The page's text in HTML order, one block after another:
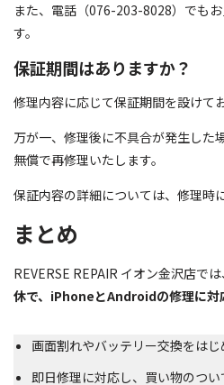
また、電話（076-203-8028）でも
す。
保証期間はありますか？
修理内容に応じて保証期間を設けて
万が一、修理後に不具合が発生した
無償で再修理いたします。
保証内容の詳細については、修理時
まとめ
REVERSE REPAIR イオン金沢店では、
休で、iPhoneとAndroidの修理に対
画面割れやバッテリー交換をは
即日修理に対応し、買い物のつ